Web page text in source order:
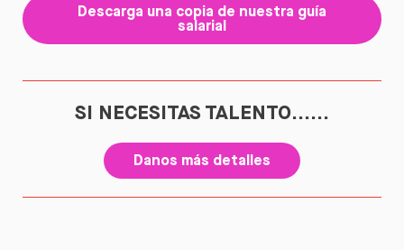
Descarga una copia de nuestra guía
salarial
SI NECESITAS TALENTO......
Danos más detalles